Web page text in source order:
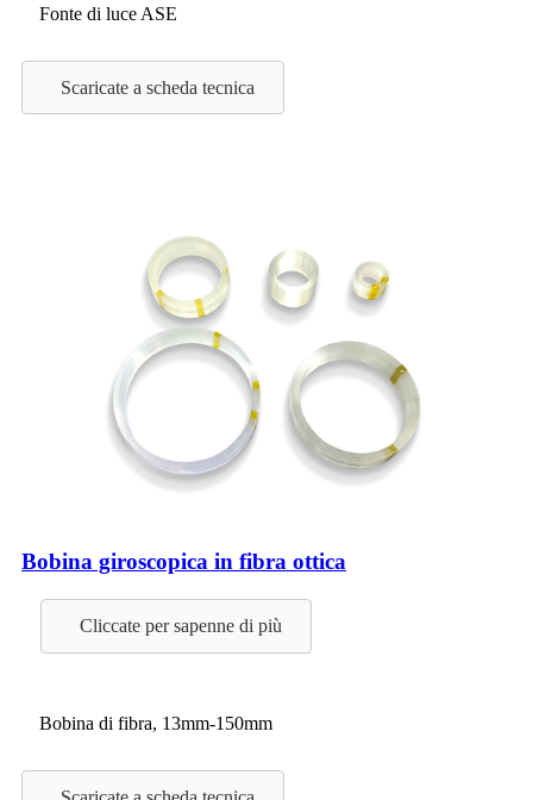
Fonte di luce ASE
Scaricate a scheda tecnica
Bobina giroscopica in fibra ottica
Cliccate per sapenne di più
Bobina di fibra, 13mm-150mm